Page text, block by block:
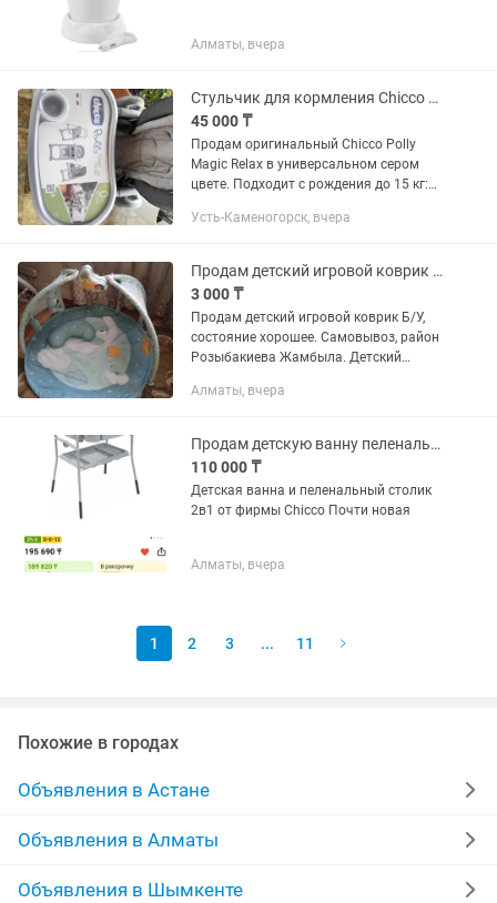
Алматы, вчера
Стульчик для кормления Chicco Polly Magic Relax 3 в 1 (Италия)
45 000 ₸
Продам оригинальный Chicco Polly
Magic Relax в универсальном сером
цвете. Подходит с рождения до 15 кг:
новорожденного. 🍼 Затем —
🎨...
Усть-Каменогорск, вчера
Продам детский игровой коврик Chicco
3 000 ₸
Продам детский игровой коврик Б/У,
состояние хорошее. Самовывоз, район
Розыбакиева Жамбыла. Детский
Colors Gym с мелодиями и красочными
Алматы, вчера
Продам детскую ванну пеленальный столик 2/1
110 000 ₸
Детская ванна и пеленальный столик
2в1 от фирмы Chicco Почти новая
Алматы, вчера
1 2 3 ... 11
Похожие в городах
Объявления в Астане
Объявления в Алматы
Объявления в Шымкенте